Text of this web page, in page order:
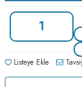
Listeye Ekle